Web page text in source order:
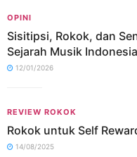
OPINI
Sisitipsi, Rokok, dan
Sejarah Musik Indonesia
12/01/2026
REVIEW ROKOK
Rokok untuk Self
14/08/2025